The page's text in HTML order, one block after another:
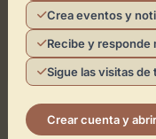
Directorio de
Crea eventos y
Recibe y responde
Sigue las visitas de
Crear cuenta y